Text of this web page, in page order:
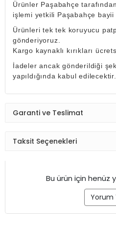
Ürünler Paşabahçe
işlemi yetkili Paşabahçe bayii
Ürünleri tek tek koruyucu
gönderiyoruz.
Kargo kaynaklı kırıkları
İadeler ancak gönderildiği
yapıldığında kabul edilecektir.
Garanti ve Teslimat
Taksit Seçenekleri
Bu ürün için henüz
Yorum